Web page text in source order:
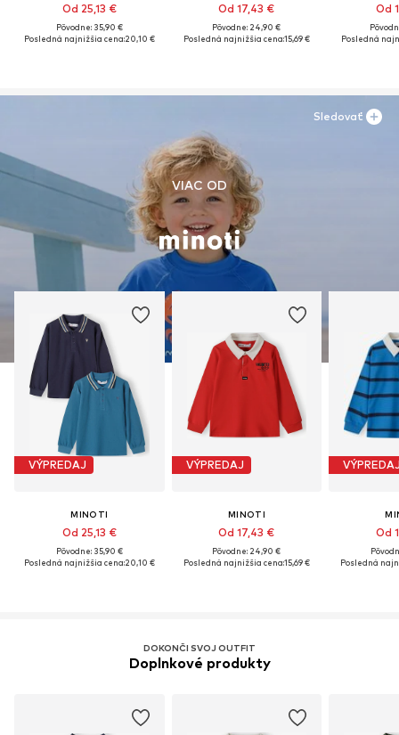
Od 25,13 €
Pôvodne: 35,90 €
Posledná najnižšia cena:20,10 €
Od 17,43 €
Pôvodne: 24,90 €
Posledná najnižšia cena:15,69 €
Od
Posledná
VIAC OD
VÝPREDAJ
MINOTI
Od 25,13 €
Pôvodne: 35,90 €
Posledná najnižšia cena:20,10 €
VÝPREDAJ
MINOTI
Od 17,43 €
Pôvodne: 24,90 €
Posledná najnižšia cena:15,69 €
Od
Posledná
Sledovať
DOKONČI SVOJ OUTFIT
Doplnkové produkty